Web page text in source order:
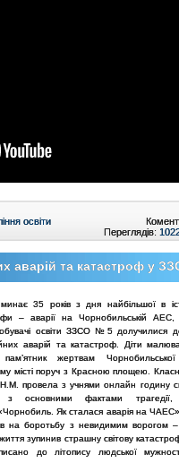
освіти
Переглядів:
аварій та катастроф у
35 років з дня найбільшої в
– аварії на Чорнобильській АЕС,
освіти ЗЗСО №5 долучилися
аварій та катастроф. Діти
жертвам Чорнобильської
місті поруч з Красною площею.
провела з учнями онлайн годину
з основними фактами трагедії,
Як сталася аварія на
на боротьбу з невидимим ворогом –
зупинив страшну світову
до літопису людської